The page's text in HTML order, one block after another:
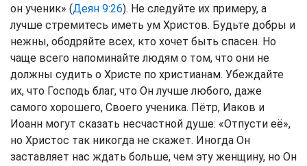
он ученик» (Деян 9:26). Не следуйте их примеру, а
лучше стремитесь иметь ум Христов. Будьте добры и
нежны, ободряйте всех, кто хочет быть спасен. Но
чаще всего напоминайте людям о том, что они не
должны судить о Христе по христианам. Убеждайте
их, что Господь благ, что Он лучше любого, даже
самого хорошего, Своего ученика. Пётр, Иаков и
Иоанн могут сказать несчастной душе: «Отпусти её»,
но Христос так никогда не скажет. Иногда Он
заставляет нас ждать больше, чем эту женщину, но Он